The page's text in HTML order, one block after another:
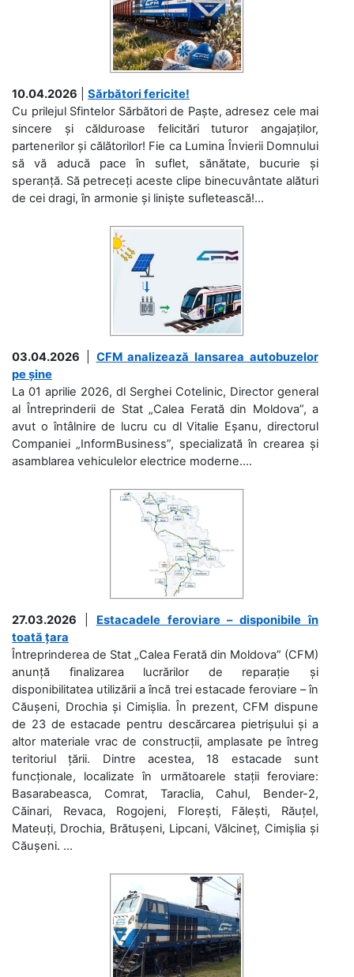
10.04.2026
Sărbători fericite!
Cu prilejul Sfintelor Sărbători de Paște, adresez cele mai
sincere și călduroase felicitări tuturor angajaților,
partenerilor și călătorilor! Fie ca Lumina Învierii Domnului
să vă aducă pace în suflet, sănătate, bucurie și
speranță. Să petreceți aceste clipe binecuvântate alături
de cei dragi, în armonie și liniște sufletească!...
03.04.2026
CFM analizează lansarea autobuzelor
pe șine
La 01 aprilie 2026, dl Serghei Cotelinic, Director general
al Întreprinderii de Stat „Calea Ferată din Moldova”, a
avut o întâlnire de lucru cu dl Vitalie Eșanu, directorul
Companiei „InformBusiness”, specializată în crearea și
asamblarea vehiculelor electrice moderne....
27.03.2026
Estacadele feroviare – disponibile în
toată țara
Întreprinderea de Stat „Calea Ferată din Moldova” (CFM)
anunță finalizarea lucrărilor de reparație și
disponibilitatea utilizării a încă trei estacade feroviare – în
Căușeni, Drochia și Cimișlia. În prezent, CFM dispune
de 23 de estacade pentru descărcarea pietrișului și a
altor materiale vrac de construcții, amplasate pe întreg
teritoriul țării. Dintre acestea, 18 estacade sunt
funcționale, localizate în următoarele stații feroviare:
Basarabeasca, Comrat, Taraclia, Cahul, Bender-2,
Căinari, Revaca, Rogojeni, Florești, Fălești, Răuțel,
Mateuți, Drochia, Brătușeni, Lipcani, Vălcineț, Cimișlia și
Căușeni. ...